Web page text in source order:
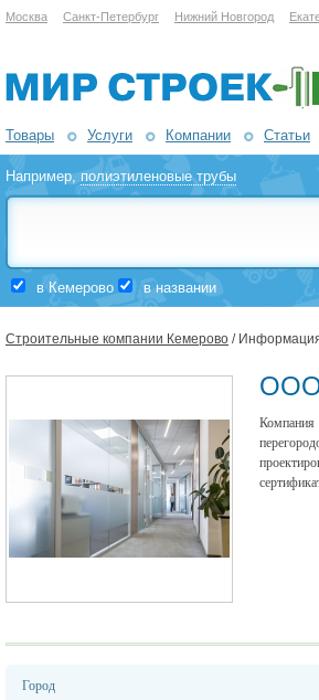
Москва Санкт-Петербург Нижний Новгород
Товары Услуги Компании Статьи
Например,полиэтиленовые трубы
в Кемерово в названии
Строительные компании Кемерово /
Компания
Город